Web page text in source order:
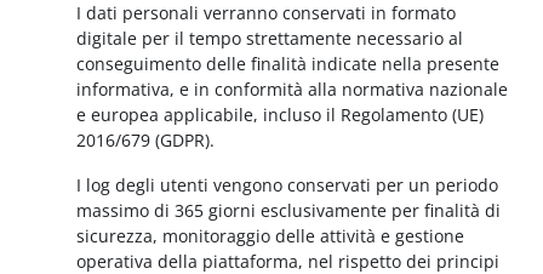
I dati personali verranno conservati in formato
digitale per il tempo strettamente necessario al
conseguimento delle finalità indicate nella presente
informativa, e in conformità alla normativa nazionale
e europea applicabile, incluso il Regolamento (UE)
2016/679 (GDPR).
I log degli utenti vengono conservati per un periodo
massimo di 365 giorni esclusivamente per finalità di
sicurezza, monitoraggio delle attività e gestione
operativa della piattaforma, nel rispetto dei principi